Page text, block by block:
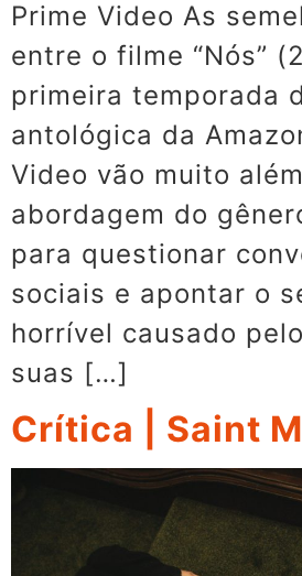
Prime Video As
entre o filme “Nós”
primeira temporada
antológica da
Video vão muito
abordagem do
para questionar
sociais e apontar o
horrível causado
suas […]
Crítica | Saint